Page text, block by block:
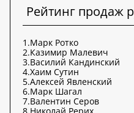
Рейтинг продаж
1.Марк Ротко
2.Казимир Малевич
3.Василий Кандинский
4.Хаим Сутин
5.Алексей Явленский
6.Марк Шагал
7.Валентин Серов